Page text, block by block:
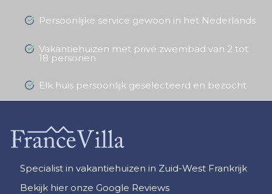
Persoonlijke service gewoon in het Nederlands
Vakantiehuizen met privé zwembad van 2 tot
18 personen
Elk huis persoonlijk geselecteerd en bezocht
Specialist in vakantiehuizen in Zuid-West Frankrijk
Bekijk hier onze Google Reviews